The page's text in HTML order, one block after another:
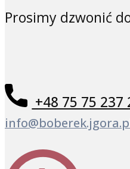
Prosimy dzwonić
+48 75 75 237